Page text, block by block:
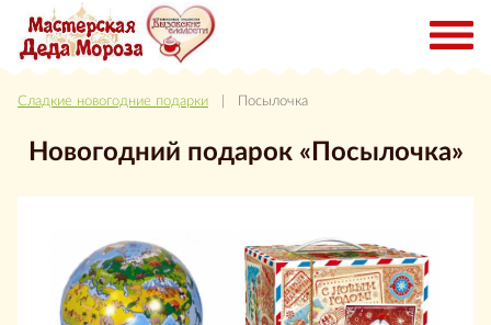
Сладкие новогодние подарки | Посылочка
Новогодний подарок «Посылочка»